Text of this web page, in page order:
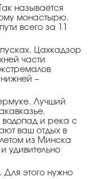
называется
монастырю.
всего за 11
Цахкадзор
части
–
Лучший
водопад и река с
ваш отдых в
из Минска
удивительно
Для этого нужно